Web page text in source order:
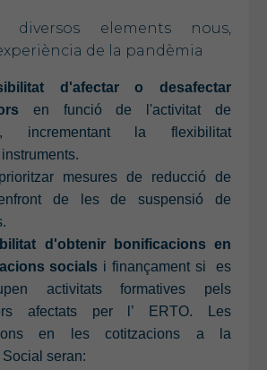
diversos elements nous,
de la pandèmia
d'afectar o desafectar
en funció de l'activitat de
incrementant la flexibilitat
mesures de reducció de
de les de suspensió de
d'obtenir bonificacions en
socials i finançament si es
activitats formatives pels
afectats per l’ ERTO. Les
en les cotitzacions a la
seran: